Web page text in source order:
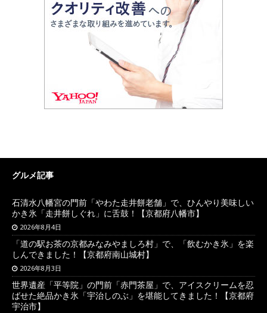
グルメ記事
石清水八幡宮の門前「やわた走井餅老舗」で、ひんやり美味しい
かき氷「走井餅しぐれ」に舌鼓！【京都府八幡市】
2026年8月4日
「道の駅お茶の京都みなみやましろ村」で、「飲むかき氷」を楽
しんできました！【京都府南山城村】
2026年8月3日
世界遺産「平等院」の門前「赤門茶屋」で、アイスクリームを忍
ばせた絶品かき氷「宇治しのぶ」を堪能してきました！【京都府
宇治市】